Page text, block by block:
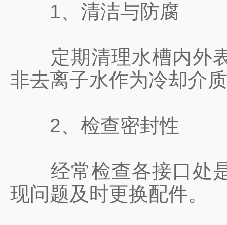
1、清洁与防腐
定期清理水槽内外表
非去离子水作为冷却介
2、检查密封性
经常检查各接口处是
现问题及时更换配件。